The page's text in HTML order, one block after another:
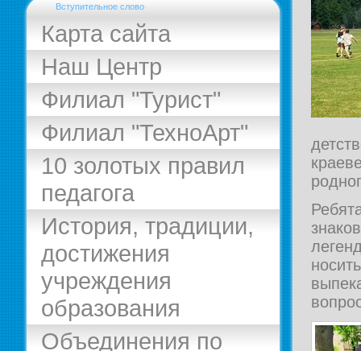
Вступительное слово
Карта сайта
Наш Центр
Филиал "Турист"
Филиал "ТехноАрт"
10 золотых правил
педагога
История, традиции,
достижения
учреждения
образования
Объединения по